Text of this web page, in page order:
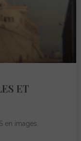
ET
en images.